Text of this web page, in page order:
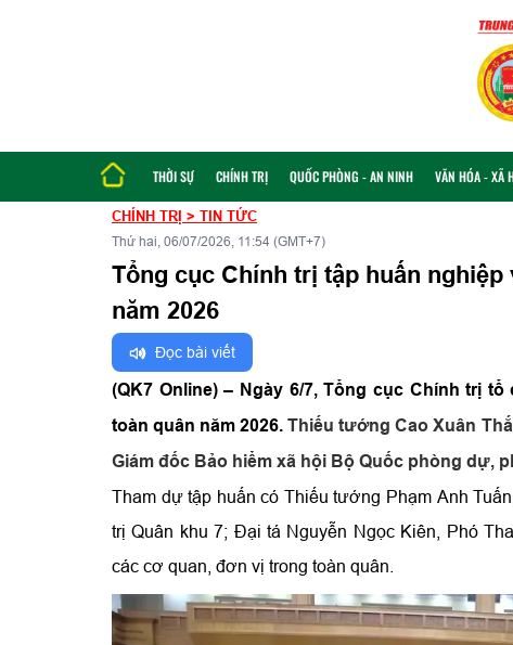
THỜI SỰ CHÍNH TRỊ QUỐC PHÒNG - AN NINH VĂN HÓA - XÃ
CHÍNH TRỊ > TIN TỨC
Thứ hai, 06/07/2026, 11:54 (GMT+7)
Tổng cục Chính trị tập huấn
năm 2026
Đọc bài viết
(QK7 Online) – Ngày 6/7, Tổng cục Chính trị
toàn quân năm 2026. Thiếu tướng Cao Xuân
Giám đốc Bảo hiểm xã hội Bộ Quốc phòng dự,
Tham dự tập huấn có Thiếu tướng Phạm Anh
trị Quân khu 7; Đại tá Nguyễn Ngọc Kiên, Phó
các cơ quan, đơn vị trong toàn quân.